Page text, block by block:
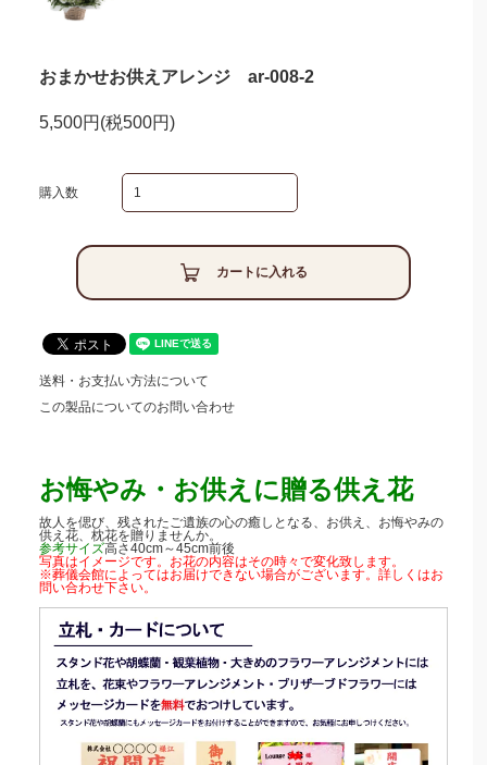
おまかせお供えアレンジ ar-008-2
5,500円(税500円)
購入数
カートに入れる
送料・お支払い方法について
この製品についてのお問い合わせ
お悔やみ・お供えに贈る供え花
故人を偲び、残されたご遺族の心の癒しとなる、お供え、お悔やみの
供え花、枕花を贈りませんか。
参考サイズ高さ40cm～45cm前後
写真はイメージです。お花の内容はその時々で変化致します。
※葬儀会館によってはお届けできない場合がございます。詳しくはお
問い合わせ下さい。